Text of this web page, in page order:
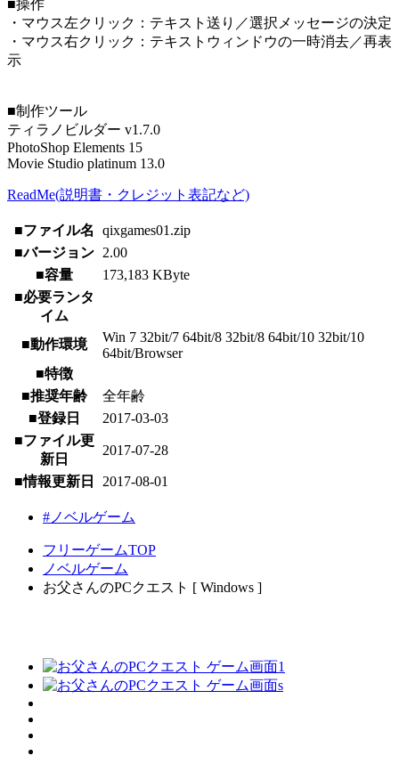
■操作
・マウス左クリック：テキスト送り／選択メッセージの決定
・マウス右クリック：テキストウィンドウの一時消去／再表
示
■制作ツール
ティラノビルダー v1.7.0
PhotoShop Elements 15
Movie Studio platinum 13.0
ReadMe(説明書・クレジット表記など)
■ファイル名
qixgames01.zip
■バージョン 2.00
■容量
173,183 KByte
■必要ランタ
イム
■動作環境
Win 7 32bit/7 64bit/8 32bit/8 64bit/10 32bit/10
64bit/Browser
■特徴
■推奨年齢
全年齢
■登録日
2017-03-03
■ファイル更
新日
2017-07-28
■情報更新日 2017-08-01
#ノベルゲーム
フリーゲームTOP
ノベルゲーム
お父さんのPCクエスト [ Windows ]